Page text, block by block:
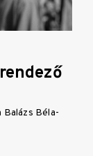
Béla-